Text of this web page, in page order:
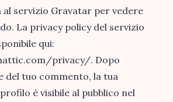
servizio Gravatar per vedere
La privacy policy del servizio
qui:
privacy/. Dopo
del tuo commento, la tua
è visibile al pubblico nel